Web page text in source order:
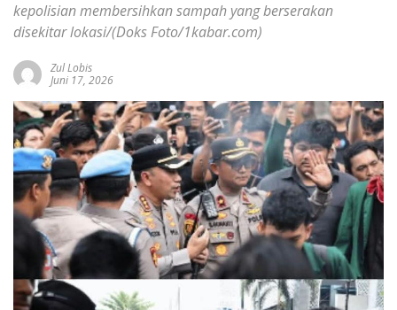
kepolisian membersihkan sampah yang berserakan
disekitar lokasi/(Doks Foto/1kabar.com)
Zul Lobis
Juni 17, 2026